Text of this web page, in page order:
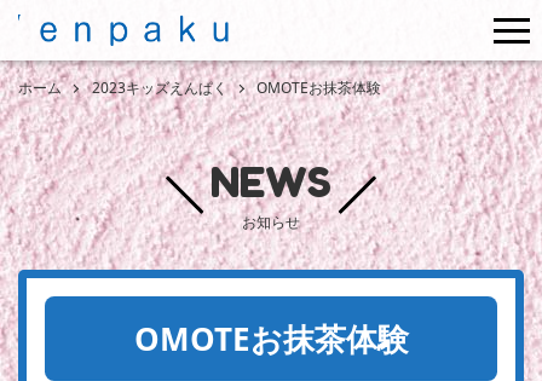
ホーム 2023キッズえんぱく OMOTEお抹茶体験
NEWS
お知らせ
OMOTEお抹茶体験